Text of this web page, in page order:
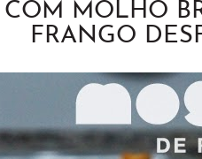
COM MOLHO
FRANGO